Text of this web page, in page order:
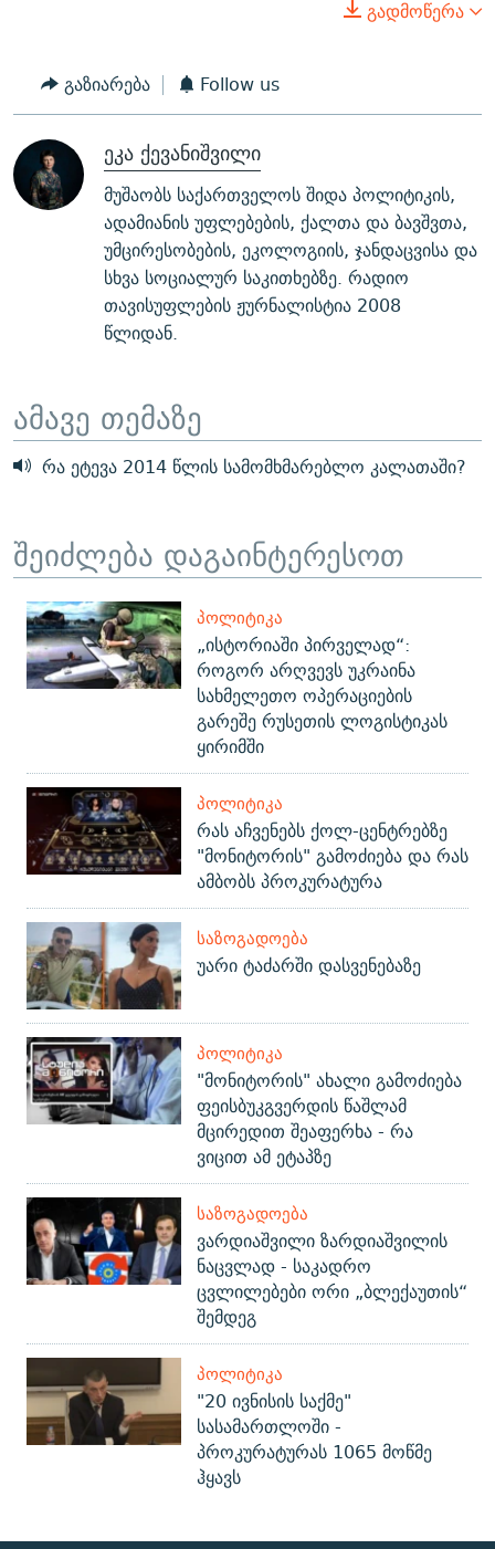
გადმოწერა
გაზიარება Follow us
ეკა ქევანიშვილი
მუშაობს საქართველოს შიდა პოლიტიკის,
ადამიანის უფლებების, ქალთა და ბავშვთა,
უმცირესობების, ეკოლოგიის, ჯანდაცვისა და
სხვა სოციალურ საკითხებზე. რადიო
თავისუფლების ჟურნალისტია 2008
წლიდან.
ამავე თემაზე
რა ეტევა 2014 წლის სამომხმარებლო კალათაში?
შეიძლება დაგაინტერესოთ
ᲞᲝᲚᲘᲢᲘᲙᲐ
„ისტორიაში პირველად“:
როგორ არღვევს უკრაინა
სახმელეთო ოპერაციების
გარეშე რუსეთის ლოგისტიკას
ყირიმში
ᲞᲝᲚᲘᲢᲘᲙᲐ
რას აჩვენებს ქოლ-ცენტრებზე
"მონიტორის" გამოძიება და რას
ამბობს პროკურატურა
ᲡᲐᲖᲝᲒᲐᲓᲝᲔᲑᲐ
უარი ტაძარში დასვენებაზე
ᲞᲝᲚᲘᲢᲘᲙᲐ
"მონიტორის" ახალი გამოძიება
ფეისბუკგვერდის წაშლამ
მცირედით შეაფერხა - რა
ვიცით ამ ეტაპზე
ᲡᲐᲖᲝᲒᲐᲓᲝᲔᲑᲐ
ვარდიაშვილი ზარდიაშვილის
ნაცვლად - საკადრო
ცვლილებები ორი „ბლექაუთის“
შემდეგ
ᲞᲝᲚᲘᲢᲘᲙᲐ
"20 ივნისის საქმე"
სასამართლოში -
პროკურატურას 1065 მოწმე
ჰყავს